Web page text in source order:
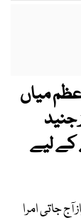
میاں
جنید
لیے
جاتی امرا